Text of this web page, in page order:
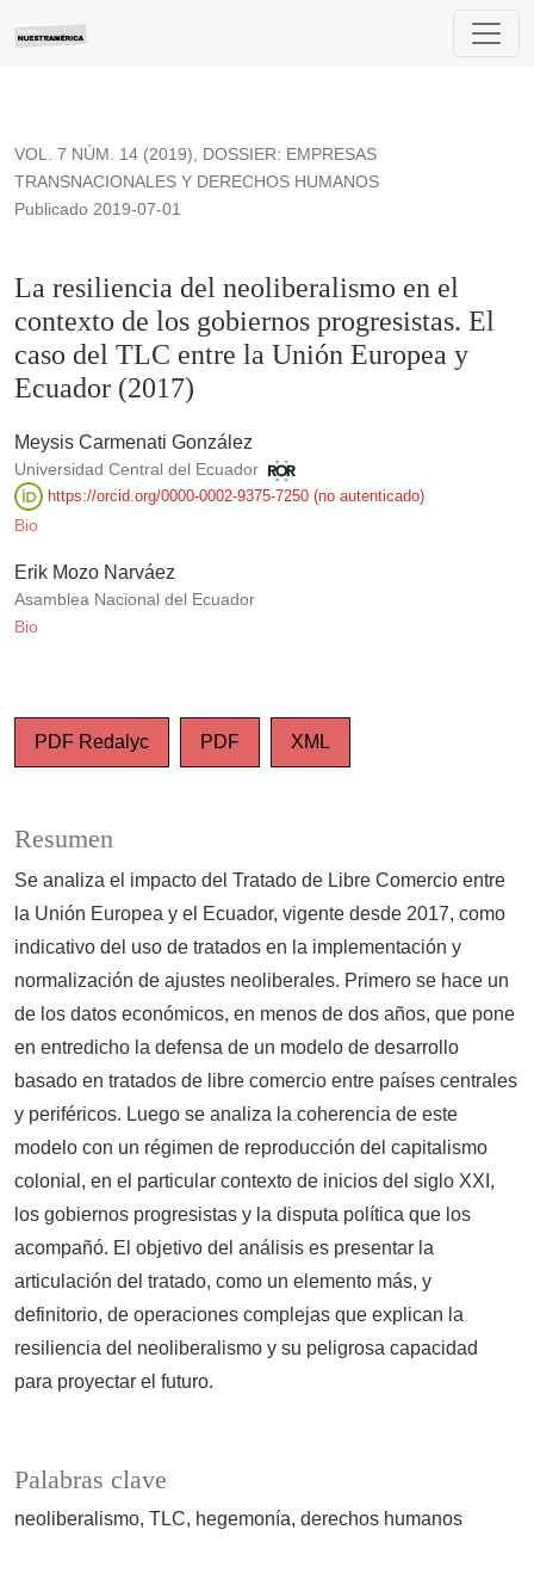
La resiliencia del neoliberalismo en el contexto de los
VOL. 7 NÚM. 14 (2019), DOSSIER: EMPRESAS
TRANSNACIONALES Y DERECHOS HUMANOS
La resiliencia del neoliberalismo en el
contexto de los gobiernos progresistas. El
caso del TLC entre la Unión Europea y
Ecuador (2017)
Publicado 2019-07-01
Meysis Carmenati González
Universidad Central del Ecuador
https://orcid.org/0000-0002-9375-7250 (no autenticado)
Bio
Erik Mozo Narváez
Asamblea Nacional del Ecuador
Bio
PDF Redalyc PDF XML
Palabras clave
neoliberalismo TLC hegemonía derechos humanos
Resumen
Se analiza el impacto del Tratado de Libre Comercio entre
la Unión Europea y el Ecuador, vigente desde 2017, como
indicativo del uso de tratados en la implementación y
normalización de ajustes neoliberales. Primero se hace un
de los datos económicos, en menos de dos años, que pone
en entredicho la defensa de un modelo de desarrollo
basado en tratados de libre comercio entre países centrales
y periféricos. Luego se analiza la coherencia de este
modelo con un régimen de reproducción del capitalismo
colonial, en el particular contexto de inicios del siglo XXI,
los gobiernos progresistas y la disputa política que los
acompañó. El objetivo del análisis es presentar la
articulación del tratado, como un elemento más, y
definitorio, de operaciones complejas que explican la
resiliencia del neoliberalismo y su peligrosa capacidad
para proyectar el futuro.